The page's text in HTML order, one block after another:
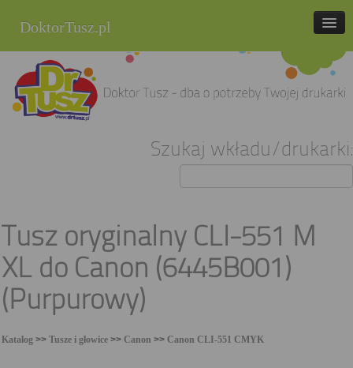
DoktorTusz.pl
tel. 857 337 337
Strona główna
Szukaj wkładu/drukarki:
Tusz oryginalny CLI-551 M
XL do Canon (6445B001)
(Purpurowy)
Katalog >> Tusze i głowice >> Canon >> Canon CLI-551 CMYK